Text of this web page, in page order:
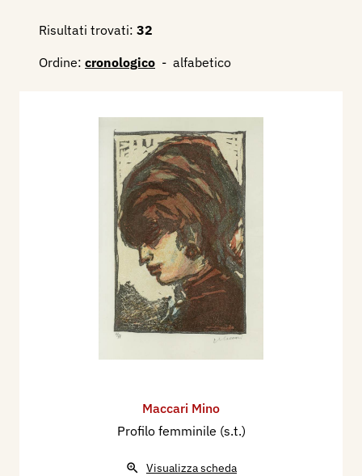
Risultati trovati: 32
Ordine: cronologico - alfabetico
Maccari Mino
Profilo femminile (s.t.)
Visualizza scheda